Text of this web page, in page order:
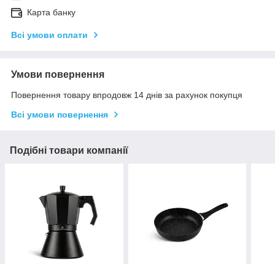
Карта банку
Всі умови оплати
Умови повернення
Повернення товару впродовж 14 днів за рахунок покупця
Всі умови повернення
Подібні товари компанії